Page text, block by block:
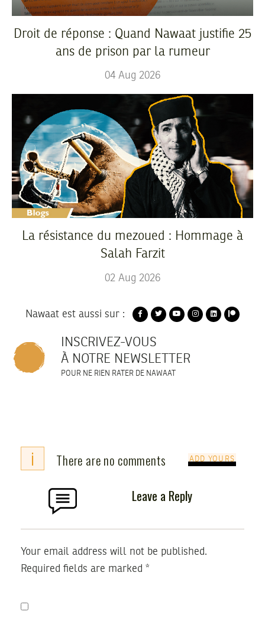
Droit de réponse : Quand Nawaat justifie 25
ans de prison par la rumeur
04 Aug 2026
La résistance du mezoued : Hommage à
Salah Farzit
02 Aug 2026
Nawaat est aussi sur :
INSCRIVEZ-VOUS
À NOTRE NEWSLETTER
POUR NE RIEN RATER DE NAWAAT
i There are no comments ADD YOURS
Leave a Reply
Your email address will not be published.
Required fields are marked *